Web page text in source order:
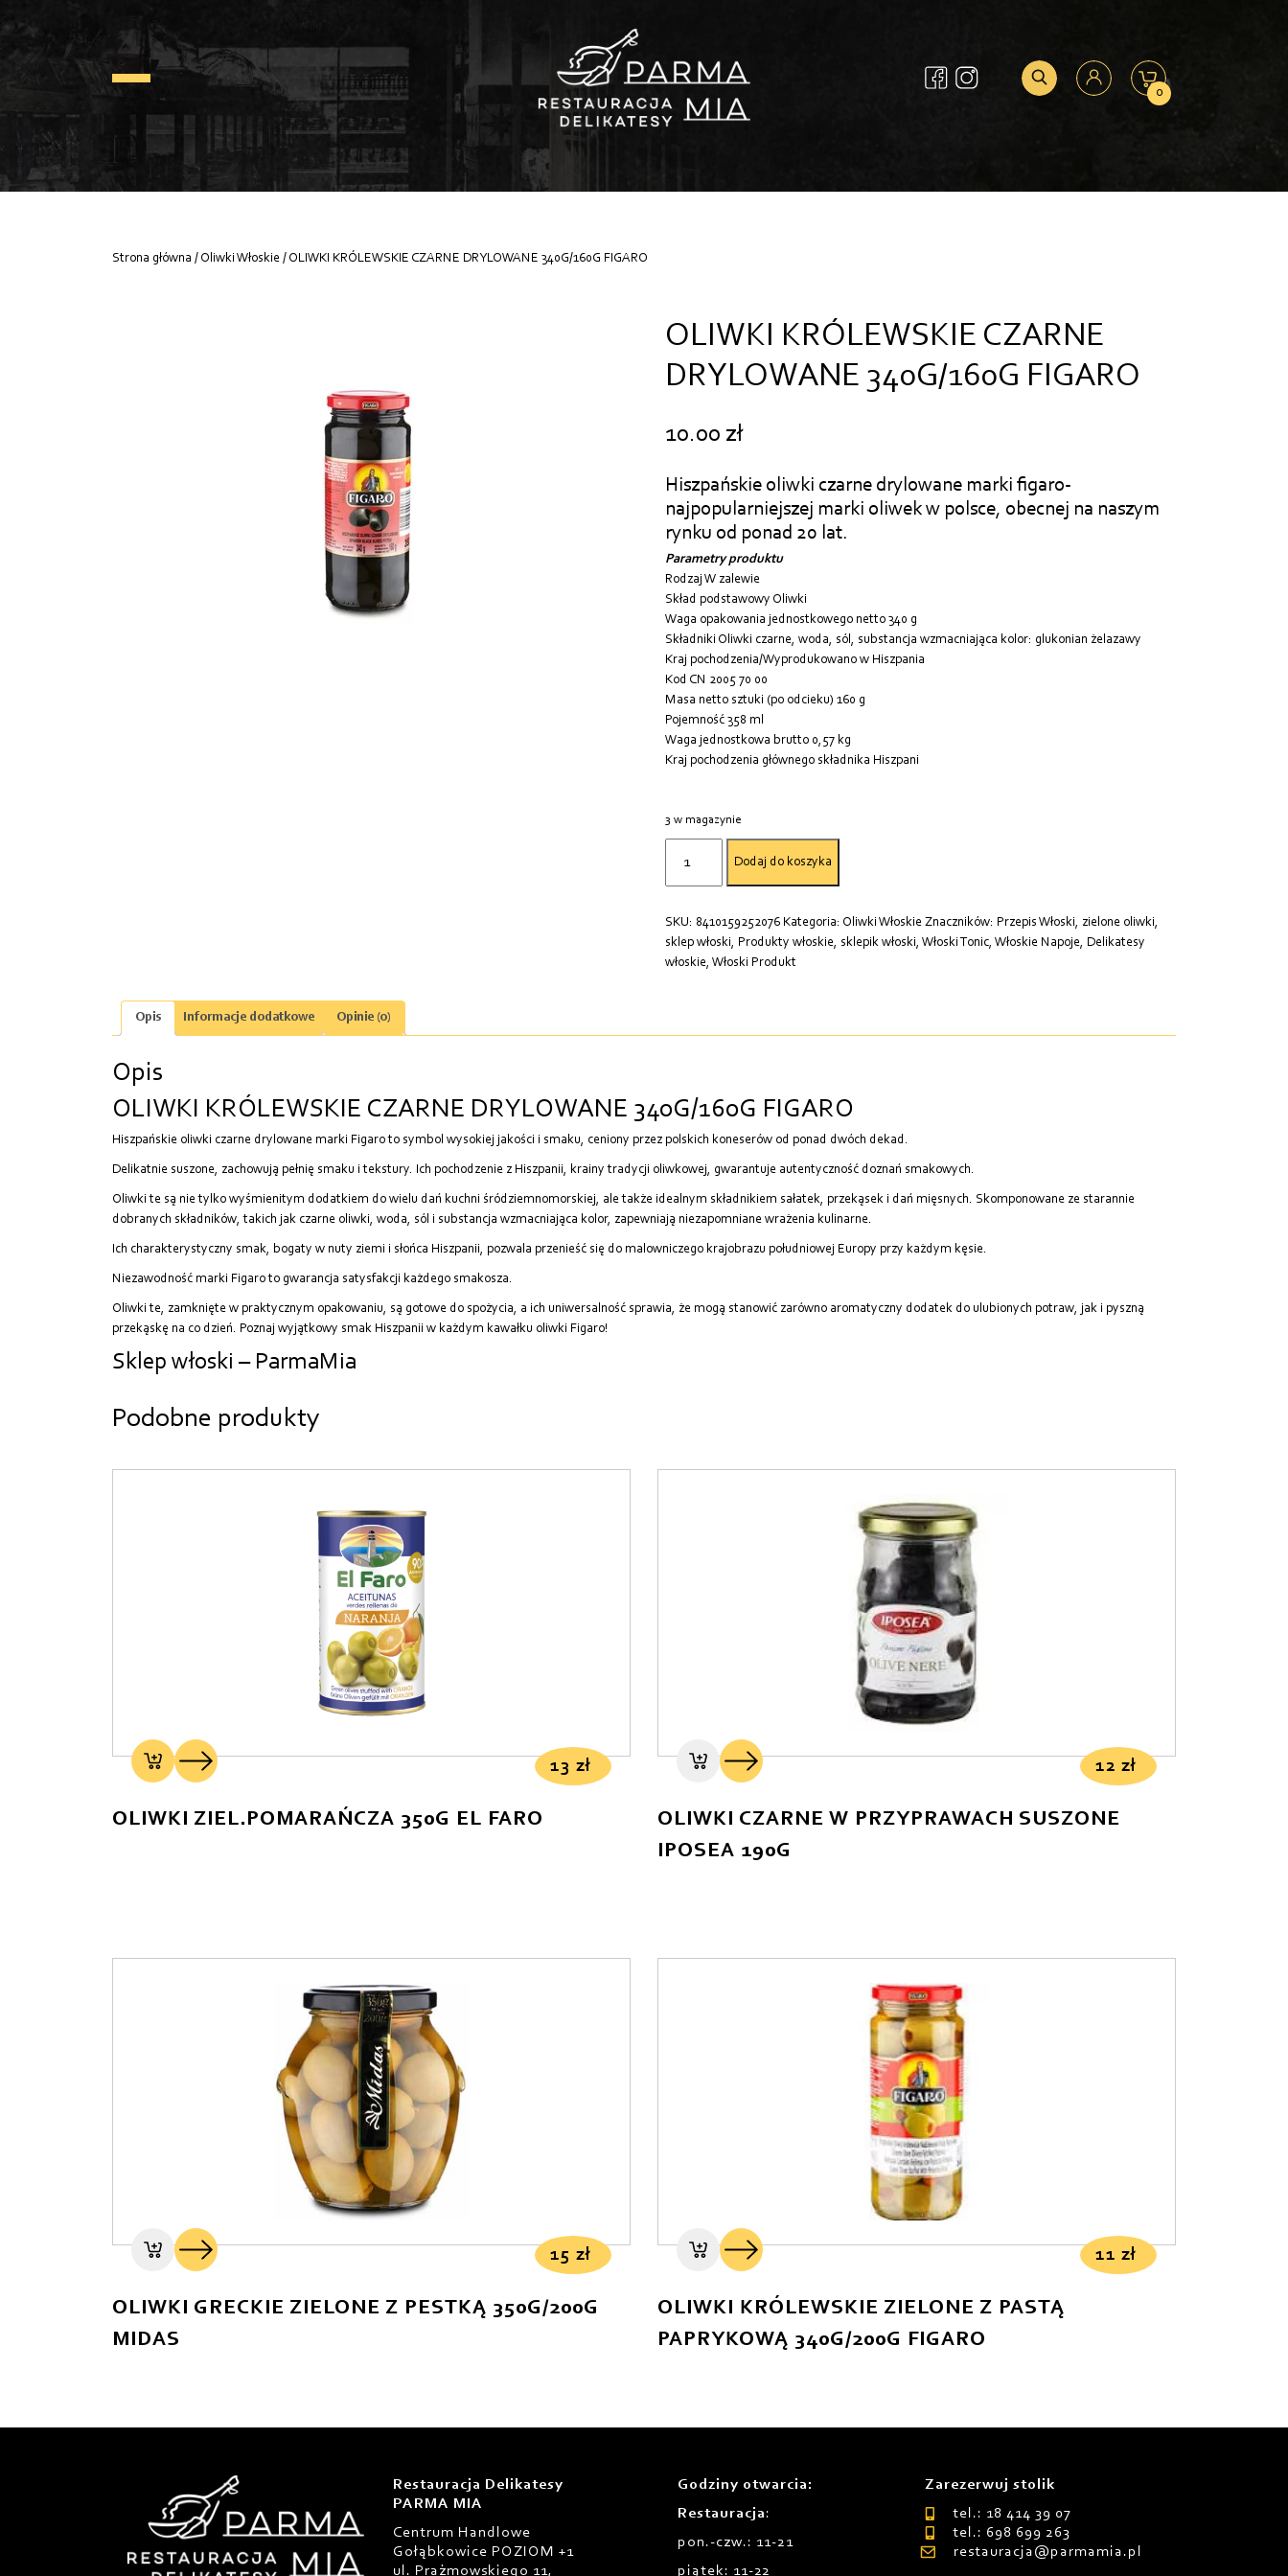
0
Strona główna / Oliwki Włoskie / OLIWKI KRÓLEWSKIE CZARNE DRYLOWANE 340G/160G FIGARO
OLIWKI KRÓLEWSKIE CZARNE
DRYLOWANE 340G/160G FIGARO
10.00 zł
Hiszpańskie oliwki czarne drylowane marki figaro-
najpopularniejszej marki oliwek w polsce, obecnej na naszym
rynku od ponad 20 lat.
Parametry produktu
Rodzaj W zalewie
Skład podstawowy Oliwki
Waga opakowania jednostkowego netto 340 g
Składniki Oliwki czarne, woda, sól, substancja wzmacniająca kolor: glukonian żelazawy
Kraj pochodzenia/Wyprodukowano w Hiszpania
Kod CN 2005 70 00
Masa netto sztuki (po odcieku) 160 g
Pojemność 358 ml
Waga jednostkowa brutto 0,57 kg
Kraj pochodzenia głównego składnika Hiszpani
3 w magazynie
OLIWKI
KRÓLEWSKIE
DRYLOWANE
340G/160G
FIGARO
Dodaj do koszyka
SKU: 8410159252076 Kategoria: Oliwki Włoskie Znaczników: Przepis Włoski, zielone oliwki,
sklep włoski, Produkty włoskie, sklepik włoski,Włoski Tonic,Włoskie Napoje, Delikatesy
włoskie,Włoski Produkt
Opis Informacje dodatkowe Opinie (0)
Opis
OLIWKI KRÓLEWSKIE CZARNE DRYLOWANE 340G/160G FIGARO
Hiszpańskie oliwki czarne drylowane marki Figaro to symbol wysokiej jakości i smaku, ceniony przez polskich koneserów od ponad dwóch dekad.
Delikatnie suszone, zachowują pełnię smaku i tekstury. Ich pochodzenie z Hiszpanii, krainy tradycji oliwkowej, gwarantuje autentyczność doznań smakowych.
Oliwki te są nie tylko wyśmienitym dodatkiem do wielu dań kuchni śródziemnomorskiej, ale także idealnym składnikiem sałatek, przekąsek i dań mięsnych. Skomponowane ze starannie
dobranych składników, takich jak czarne oliwki, woda, sól i substancja wzmacniająca kolor, zapewniają niezapomniane wrażenia kulinarne.
Ich charakterystyczny smak, bogaty w nuty ziemi i słońca Hiszpanii, pozwala przenieść się do malowniczego krajobrazu południowej Europy przy każdym kęsie.
Niezawodność marki Figaro to gwarancja satysfakcji każdego smakosza.
Oliwki te, zamknięte w praktycznym opakowaniu, są gotowe do spożycia, a ich uniwersalność sprawia, że mogą stanowić zarówno aromatyczny dodatek do ulubionych potraw, jak i pyszną
przekąskę na co dzień. Poznaj wyjątkowy smak Hiszpanii w każdym kawałku oliwki Figaro!
Sklep włoski – ParmaMia
Podobne produkty
13 zł
OLIWKI ZIEL.POMARAŃCZA 350G EL FARO
12 zł
OLIWKI CZARNE W PRZYPRAWACH SUSZONE
IPOSEA 190G
15 zł
OLIWKI GRECKIE ZIELONE Z PESTKĄ 350G/200G
MIDAS
11 zł
OLIWKI KRÓLEWSKIE ZIELONE Z PASTĄ
PAPRYKOWĄ 340G/200G FIGARO
Restauracja Delikatesy
PARMA MIA
Centrum Handlowe
Gołąbkowice POZIOM +1
ul. Prażmowskiego 11,
Godziny otwarcia:
Restauracja:
pon.-czw.: 11-21
piątek: 11-22
Zarezerwuj stolik
tel.: 18 414 39 07
tel.: 698 699 263
restauracja@parmamia.pl